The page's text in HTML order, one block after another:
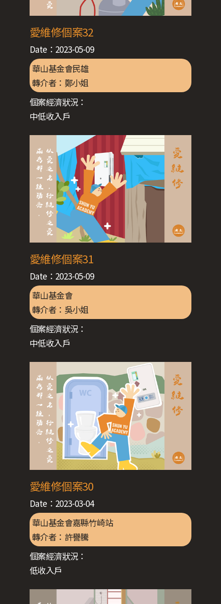
愛維修個案32
Date： 2023-05-09
華山基金會民雄
轉介者： 鄭小姐
個案經濟狀況：
中低收入戶
愛維修個案31
Date： 2023-05-09
華山基金會
轉介者： 吳小姐
個案經濟狀況：
中低收入戶
愛維修個案30
Date： 2023-03-04
華山基金會嘉縣竹崎站
轉介者： 許譽騰
個案經濟狀況：
低收入戶